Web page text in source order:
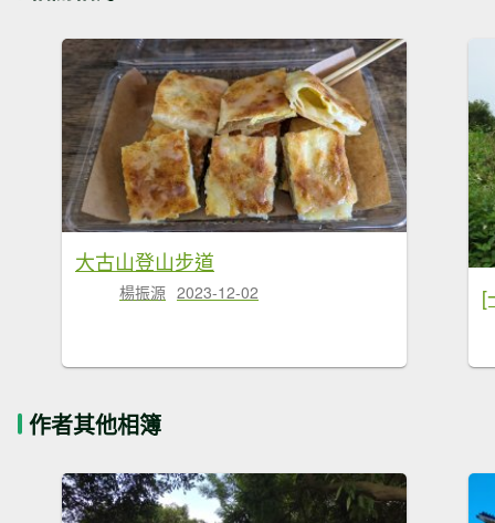
大古山登山步道
楊振源 2023-12-02
作者其他相簿